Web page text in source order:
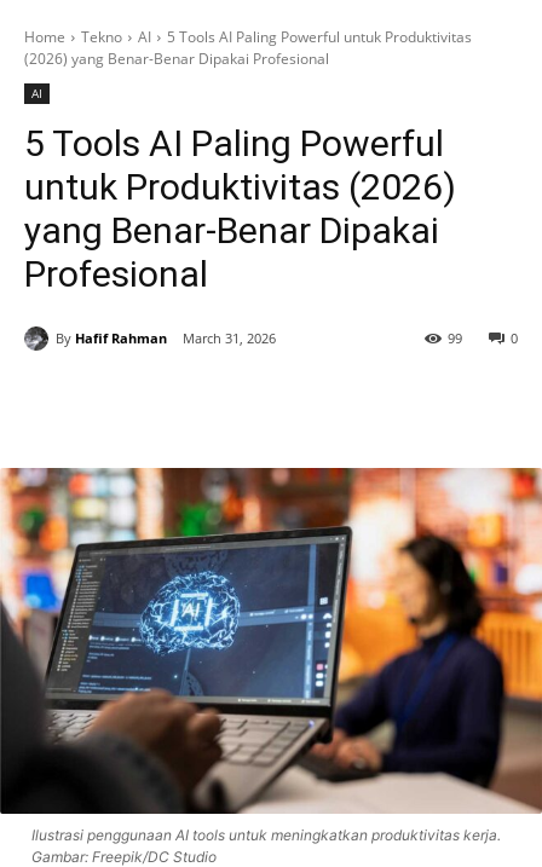
Home Tekno AI
5 Tools AI Paling Powerful untuk Produktivitas
(2026) yang Benar-Benar Dipakai Profesional
AI
5 Tools AI Paling Powerful
untuk Produktivitas (2026)
yang Benar-Benar Dipakai
Profesional
By Hafif Rahman March 31, 2026 0
99
Ilustrasi penggunaan AI tools untuk meningkatkan produktivitas kerja.
Gambar: Freepik/DC Studio